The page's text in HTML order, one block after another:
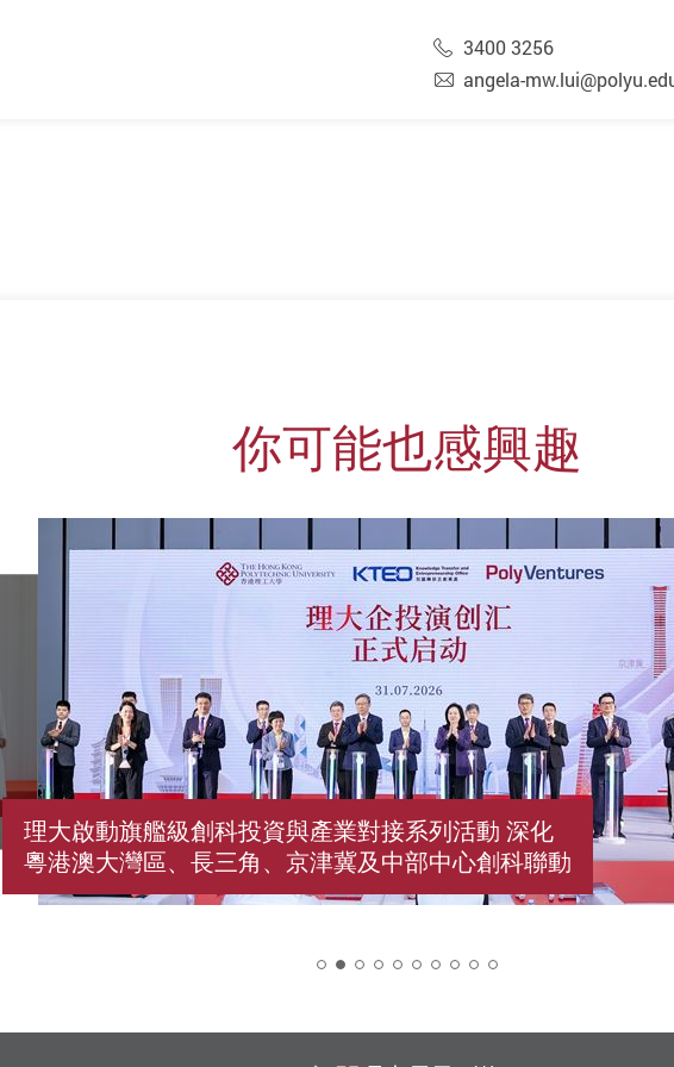
3400 3256
angela-
你可能也感興趣
理大啟動旗艦級創科投資與產業對接系列活動 深化
粵港澳大灣區、長三角、京津冀及中部中心創科聯動